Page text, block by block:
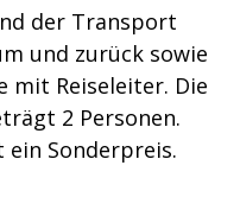
der Transport
und zurück sowie
mit Reiseleiter. Die
2 Personen.
ein Sonderpreis.